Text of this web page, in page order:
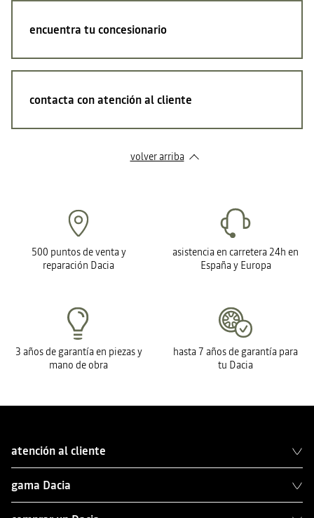
encuentra tu concesionario
contacta con atención al cliente
volver arriba
500 puntos de venta y
reparación Dacia
asistencia en carretera 24h en
España y Europa
3 años de garantía en piezas y
mano de obra
hasta 7 años de garantía para
tu Dacia
atención al cliente
gama Dacia